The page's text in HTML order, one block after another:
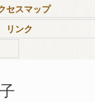
セスマップ
リンク